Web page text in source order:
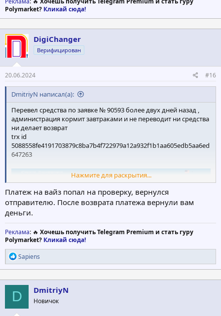
Polymarket? Кликай сюда!
DigiChanger
Верифицирован
20.06.2024 #16
DmitriyN написал(а):
Перевел средства по заявке № 90593 более двух дней назад ,
администрация кормит завтраками и не переводит ни средства
ни делает возврат
trx id
5088558fe4191703879c8ba7b4f722979a12a932f1b1aa605edb5aa6ed
647263
Нажмите для раскрытия...
Платеж на вайз попал на проверку, вернулся
отправителю. После возврата платежа вернули вам
деньги.
Реклама: 🔥 Хочешь получить Telegram Premium и стать гуру
Polymarket? Кликай сюда!
Р
е
а
к
ц
и
и
:
Sapiens
D DmitriyN
Новичок